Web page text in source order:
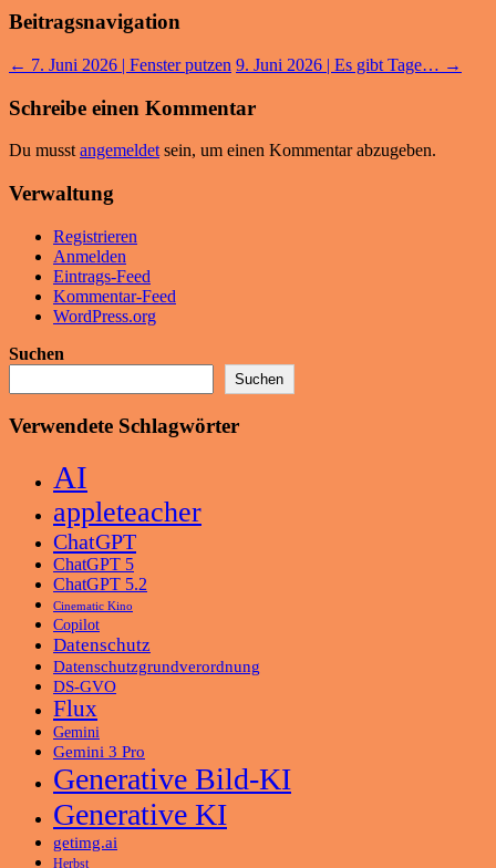
Beitragsnavigation
← 7. Juni 2026 | Fenster putzen 9. Juni 2026 | Es gibt Tage… →
Schreibe einen Kommentar
Du musst angemeldet sein, um einen Kommentar abzugeben.
Verwaltung
Registrieren
Anmelden
Eintrags-Feed
Kommentar-Feed
WordPress.org
Suchen
Suchen
Verwendete Schlagwörter
AI
appleteacher
ChatGPT
ChatGPT 5
ChatGPT 5.2
Cinematic Kino
Copilot
Datenschutz
Datenschutzgrundverordnung
DS-GVO
Flux
Gemini
Gemini 3 Pro
Generative Bild-KI
Generative KI
getimg.ai
Herbst